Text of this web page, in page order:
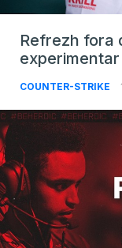
Refrezh fora
COUNTER-STRIKE